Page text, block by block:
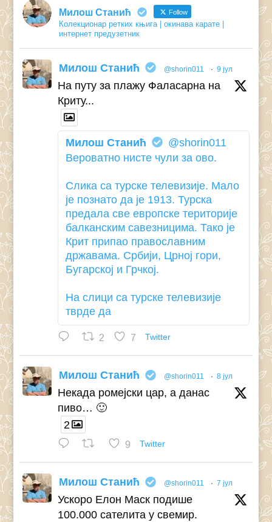
Милош Станић Follow
Колекционар ретких књига | окинава карате |
интернет предузетник
Милош Станић @shorin011 · 9 јул
На путу за плажу Фаласарна на
Криту...
Милош Станић
@shorin011
Вероватно нисте чули за ово.
Слика са турске телевизије. Мало
је познато да је 1913. Турска
предала све европске територије
балканским савезницима. Тако је
Крит припао православним
државама. Србији, Црној гори,
Бугарској и Грчкој.
На слици са турске телевизије
тврде да
2 7 Twitter
Милош Станић @shorin011 · 8 јул
Некада ромејски цар, а данас
пиво… 🙂
2
9 Twitter
Милош Станић @shorin011 · 7 јул
Ускоро Елон Маск подише
100.000 сателита у свемир.